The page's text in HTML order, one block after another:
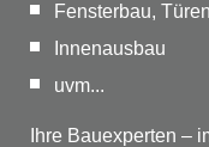
Fensterbau,
Innenausbau
uvm...
Ihre Bauexperten –